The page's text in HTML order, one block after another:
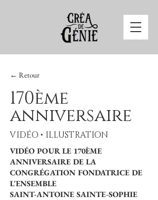
← Retour
170ème
anniversaire
VIDÉO • ILLUSTRATION
VIDÉO POUR LE 170ÈME
ANNIVERSAIRE DE LA
CONGRÉGATION FONDATRICE DE
L'ENSEMBLE
SAINT-ANTOINE SAINTE-SOPHIE